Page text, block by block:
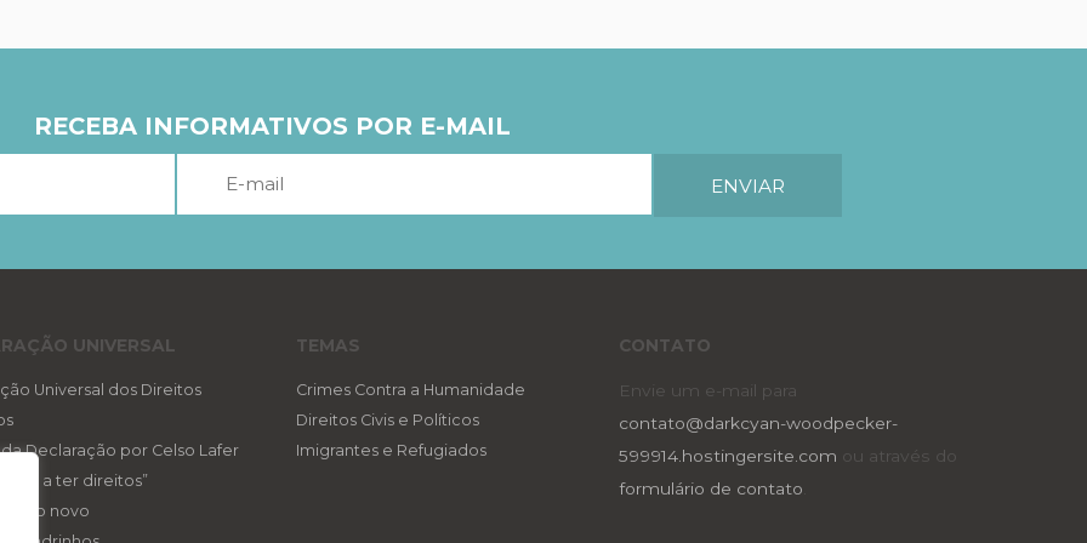
RECEBA INFORMATIVOS POR E-MAIL
UNIVERSAL
Universal dos Direitos
Declaração por Celso Lafer
a ter direitos”
novo
TEMAS
Crimes Contra a Humanidade
Direitos Civis e Políticos
Imigrantes e Refugiados
CONTATO
Envie um e-mail para
contato@darkcyan-woodpecker-
599914.hostingersite.com ou através do
formulário de contato